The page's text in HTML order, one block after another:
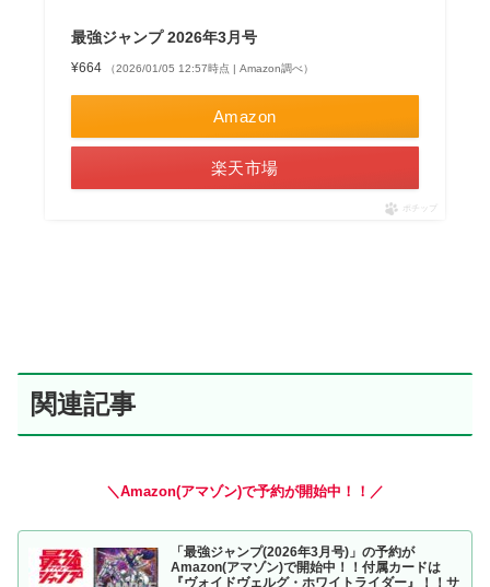
最強ジャンプ 2026年3月号
¥664 （2026/01/05 12:57時点 | Amazon調べ）
Amazon
楽天市場
ポチップ
関連記事
＼Amazon(アマゾン)で予約が開始中！！／
「最強ジャンプ(2026年3月号)」の予約が
Amazon(アマゾン)で開始中！！付属カードは
『ヴォイドヴェルグ・ホワイトライダー』！！サ